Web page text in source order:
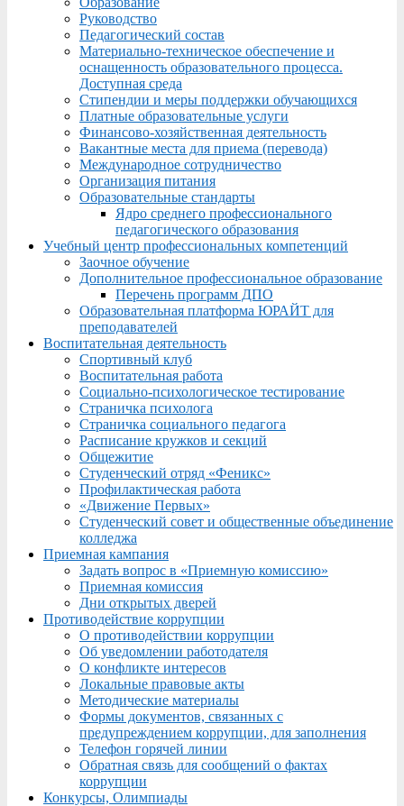
Руководство
Педагогический состав
Материально-техническое обеспечение и
оснащенность образовательного процесса.
Доступная среда
Стипендии и меры поддержки обучающихся
Платные образовательные услуги
Финансово-хозяйственная деятельность
Вакантные места для приема (перевода)
Международное сотрудничество
Организация питания
Образовательные стандарты
Ядро среднего профессионального
педагогического образования
Учебный центр профессиональных компетенций
Заочное обучение
Дополнительное профессиональное образование
Перечень программ ДПО
Образовательная платформа ЮРАЙТ для
преподавателей
Воспитательная деятельность
Спортивный клуб
Воспитательная работа
Социально-психологическое тестирование
Страничка психолога
Страничка социального педагога
Расписание кружков и секций
Общежитие
Студенческий отряд «Феникс»
Профилактическая работа
«Движение Первых»
Студенческий совет и общественные объединение
колледжа
Приемная кампания
Задать вопрос в «Приемную комиссию»
Приемная комиссия
Дни открытых дверей
Противодействие коррупции
О противодействии коррупции
Об уведомлении работодателя
О конфликте интересов
Локальные правовые акты
Методические материалы
Формы документов, связанных с
предупреждением коррупции, для заполнения
Телефон горячей линии
Обратная связь для сообщений о фактах
коррупции
Конкурсы, Олимпиады